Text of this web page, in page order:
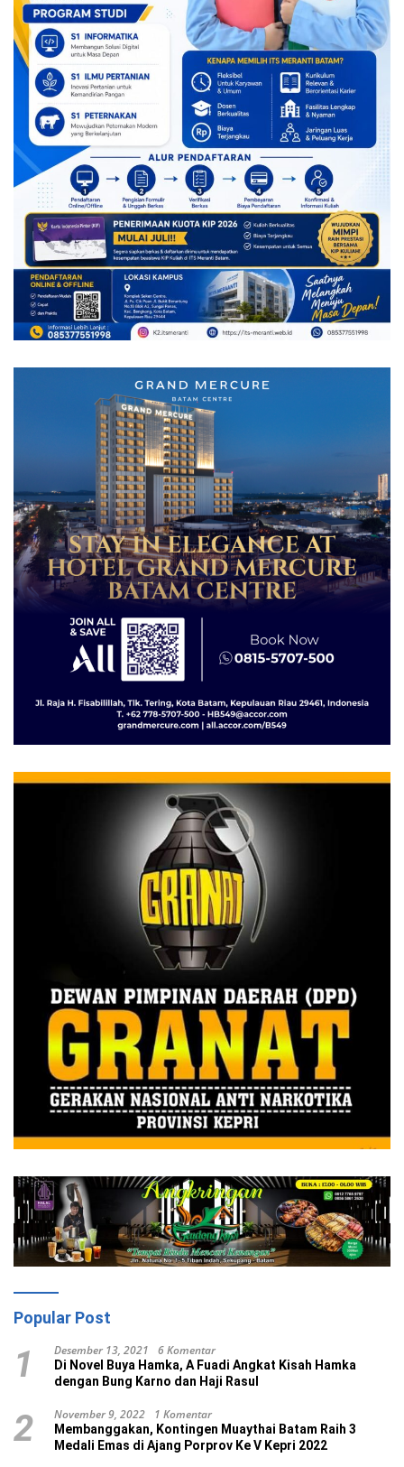
Popular Post
1 Desember 13, 2021 6 Komentar
Di Novel Buya Hamka, A Fuadi Angkat Kisah Hamka
dengan Bung Karno dan Haji Rasul
2 November 9, 2022 1 Komentar
Membanggakan, Kontingen Muaythai Batam Raih 3
Medali Emas di Ajang Porprov Ke V Kepri 2022